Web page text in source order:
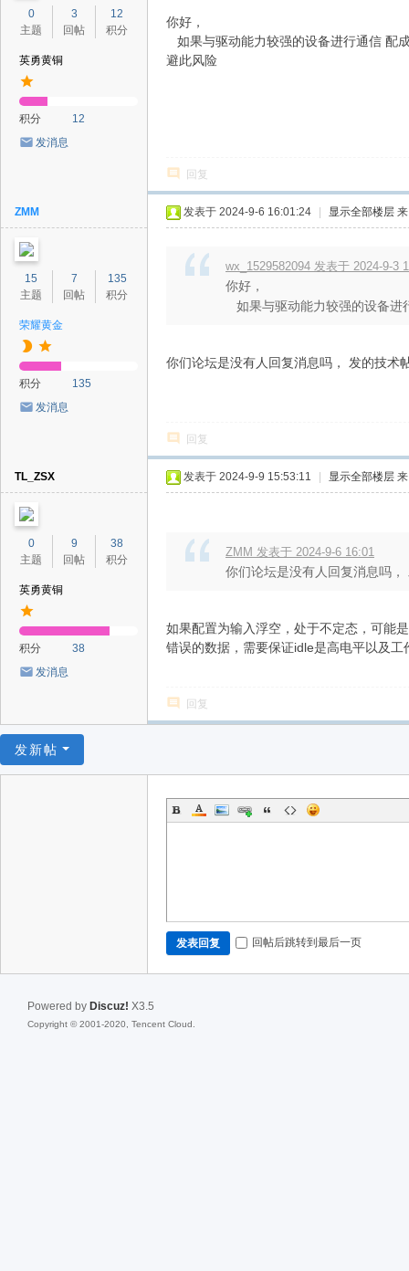
0
主题
3
回帖
12
积分
英勇黄铜
积分
12
发消息
你好，
如果与驱动能力较强的设备进行通信 配
避此风险
回复
ZMM
15
主题
7
回帖
135
积分
荣耀黄金
积分
135
发消息
发表于 2024-9-6 16:01:24 显示全部楼层
wx_1529582094 发表于 2024-9-3
你好，
如果与驱动能力较强的设备进
你们论坛是没有人回复消息吗， 发的技术
回复
TL_ZSX
0
主题
9
回帖
38
积分
英勇黄铜
积分
38
发消息
发表于 2024-9-9 15:53:11 显示全部楼层
ZMM 发表于 2024-9-6 16:01
你们论坛是没有人回复消息吗
如果配置为输入浮空，处于不定态，可能
错误的数据，需要保证idle是高电平以及工
回复
发新帖
发表回复 回帖后跳转到最后一页
Powered by Discuz! X3.5
Copyright © 2001-2020, Tencent Cloud.